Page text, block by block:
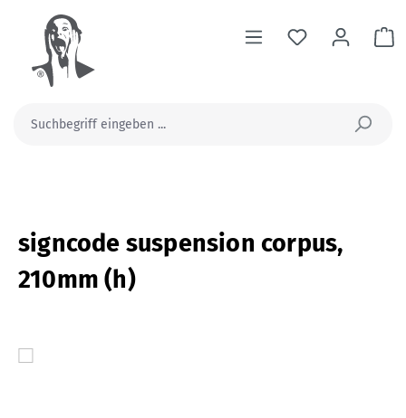
springen
signcode suspension corpus,
210mm (h)